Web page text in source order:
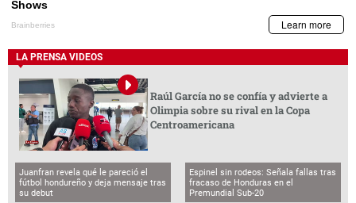
LA PRENSA VIDEOS
Raúl García no se confía y advierte a
Olimpia sobre su rival en la Copa
Centroamericana
Juanfran revela qué le pareció el
fútbol hondureño y deja mensaje tras
su debut
Espinel sin rodeos: Señala fallas tras
fracaso de Honduras en el
Premundial Sub-20